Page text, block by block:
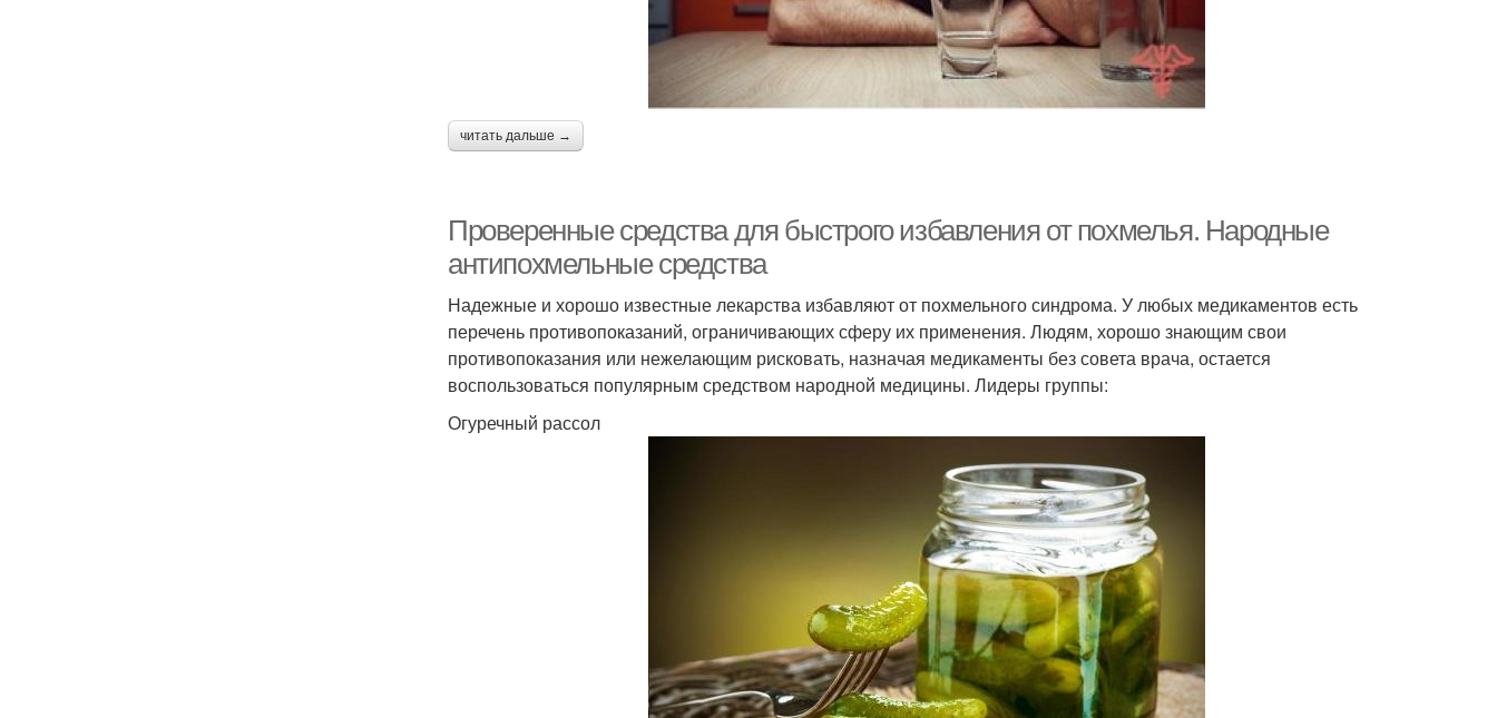
читать дальше →
Проверенные средства для быстрого избавления от похмелья. Народные
антипохмельные средства
Надежные и хорошо известные лекарства избавляют от похмельного синдрома. У любых медикаментов есть
перечень противопоказаний, ограничивающих сферу их применения. Людям, хорошо знающим свои
противопоказания или нежелающим рисковать, назначая медикаменты без совета врача, остается
воспользоваться популярным средством народной медицины. Лидеры группы:
Огуречный рассол